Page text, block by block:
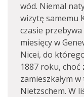
wód. Niemal
wizytę samemu
czasie
miesięcy w
Nicei, do
1887 roku, choć
zamieszkałym
Nietzschem. W